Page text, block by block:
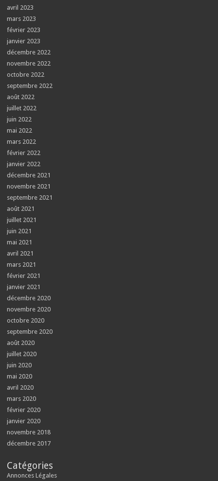
avril 2023
mars 2023
février 2023
janvier 2023
décembre 2022
novembre 2022
octobre 2022
septembre 2022
août 2022
juillet 2022
juin 2022
mai 2022
mars 2022
février 2022
janvier 2022
décembre 2021
novembre 2021
septembre 2021
août 2021
juillet 2021
juin 2021
mai 2021
avril 2021
mars 2021
février 2021
janvier 2021
décembre 2020
novembre 2020
octobre 2020
septembre 2020
août 2020
juillet 2020
juin 2020
mai 2020
avril 2020
mars 2020
février 2020
janvier 2020
novembre 2018
décembre 2017
Catégories
Annonces Légales